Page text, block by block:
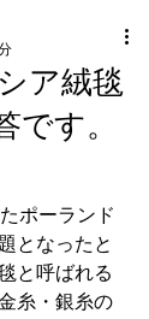
ア絨毯
です。
ポーランド
となったと
と呼ばれる
糸・銀糸の